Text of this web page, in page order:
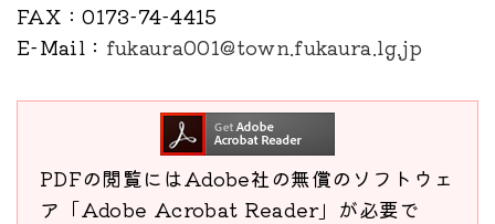
FAX ：0173-74-4415
E-Mail ： fukaura001@town.fukaura.lg.jp
PDFの閲覧にはAdobe社の無償のソフトウェ
ア「Adobe Acrobat Reader」が必要で